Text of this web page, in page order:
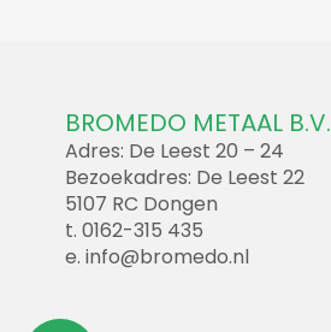
BROMEDO METAAL B.V.
Adres: De Leest 20 – 24
Bezoekadres: De Leest 22
5107 RC Dongen
t. 0162-315 435
e. info@bromedo.nl